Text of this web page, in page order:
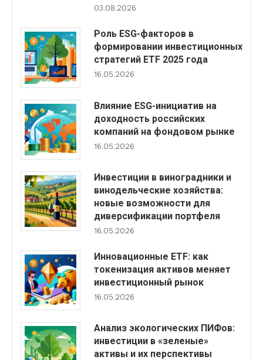
03.08.2026
Роль ESG-факторов в
формировании инвестиционных
стратегий ETF 2025 года
16.05.2026
Влияние ESG-инициатив на
доходность российских
компаний на фондовом рынке
16.05.2026
Инвестиции в виноградники и
винодельческие хозяйства:
новые возможности для
диверсификации портфеля
16.05.2026
Инновационные ETF: как
токенизация активов меняет
инвестиционный рынок
16.05.2026
Анализ экологических ПИФов:
инвестиции в «зеленые»
активы и их перспективы